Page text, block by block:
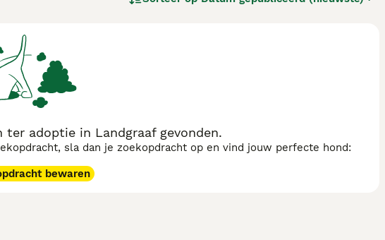
ter adoptie in Landgraaf gevonden.
sla dan je zoekopdracht op en vind jouw perfecte hond:
bewaren